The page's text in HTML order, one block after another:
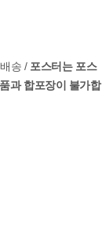
송 / 포스터는 포스
과 합포장이 불가합